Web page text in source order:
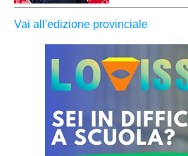
Vai all'edizione provinciale